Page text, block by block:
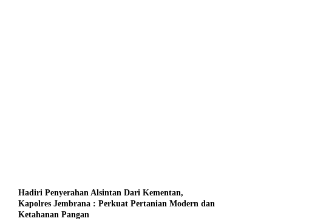
Hadiri Penyerahan Alsintan Dari Kementan,
Kapolres Jembrana : Perkuat Pertanian Modern dan
Ketahanan Pangan